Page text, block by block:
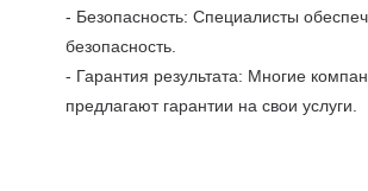
- Безопасность: Специалисты
безопасность.
- Гарантия результата: Многие
предлагают гарантии на свои услуги.